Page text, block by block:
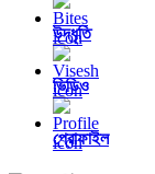
উদ্ধৃতি
ভিডিও
প্রোফাইল